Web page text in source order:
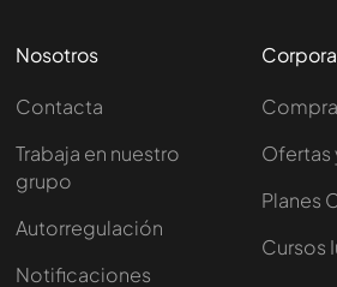
Nosotros
Contacta
Trabaja en nuestro
grupo
Autorregulación
Notificaciones
Ofertas
Planes
Cursos